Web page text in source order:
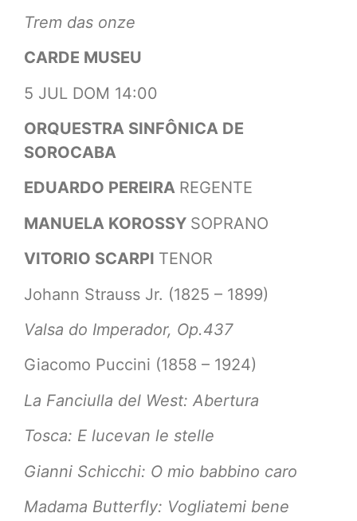
Trem das onze
CARDE MUSEU
5 JUL DOM 14:00
ORQUESTRA SINFÔNICA DE
SOROCABA
EDUARDO PEREIRA REGENTE
MANUELA KOROSSY SOPRANO
VITORIO SCARPI TENOR
Johann Strauss Jr. (1825 – 1899)
Valsa do Imperador, Op.437
Giacomo Puccini (1858 – 1924)
La Fanciulla del West: Abertura
Tosca: E lucevan le stelle
Gianni Schicchi: O mio babbino caro
Madama Butterfly: Vogliatemi bene